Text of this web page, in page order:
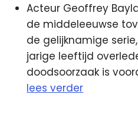
Acteur Geoffrey
de middeleeuwse
de gelijknamige
jarige leeftijd
doodsoorzaak is
lees verder